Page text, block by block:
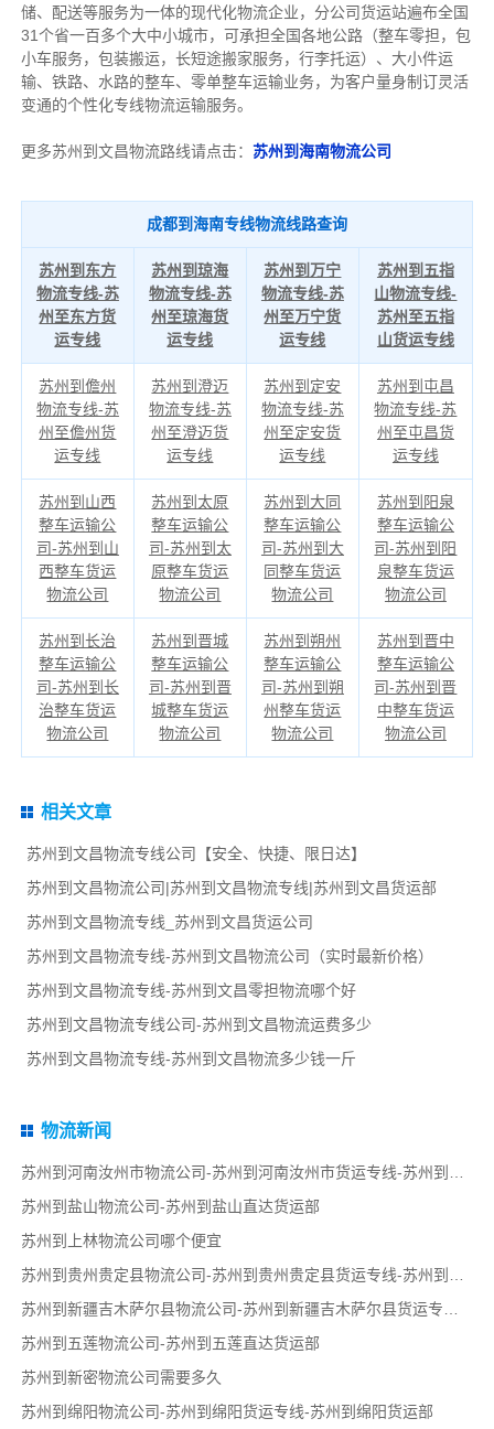
储、配送等服务为一体的现代化物流企业，分公司货运站遍布全国
31个省一百多个大中小城市，可承担全国各地公路（整车零担，包
小车服务，包装搬运，长短途搬家服务，行李托运）、大小件运
输、铁路、水路的整车、零单整车运输业务，为客户量身制订灵活
变通的个性化专线物流运输服务。
更多苏州到文昌物流路线请点击： 苏州到海南物流公司
成都到海南专线物流线路查询
苏州到东方
物流专线-苏
州至东方货
运专线
苏州到琼海
物流专线-苏
州至琼海货
运专线
苏州到万宁
物流专线-苏
州至万宁货
运专线
苏州到五指
山物流专线-
苏州至五指
山货运专线
苏州到儋州
物流专线-苏
州至儋州货
运专线
苏州到澄迈
物流专线-苏
州至澄迈货
运专线
苏州到定安
物流专线-苏
州至定安货
运专线
苏州到屯昌
物流专线-苏
州至屯昌货
运专线
苏州到山西
整车运输公
司-苏州到山
西整车货运
物流公司
苏州到太原
整车运输公
司-苏州到太
原整车货运
物流公司
苏州到大同
整车运输公
司-苏州到大
同整车货运
物流公司
苏州到阳泉
整车运输公
司-苏州到阳
泉整车货运
物流公司
苏州到长治
整车运输公
司-苏州到长
治整车货运
物流公司
苏州到晋城
整车运输公
司-苏州到晋
城整车货运
物流公司
苏州到朔州
整车运输公
司-苏州到朔
州整车货运
物流公司
苏州到晋中
整车运输公
司-苏州到晋
中整车货运
物流公司
相关文章
苏州到文昌物流专线公司【安全、快捷、限日达】
苏州到文昌物流公司|苏州到文昌物流专线|苏州到文昌货运部
苏州到文昌物流专线_苏州到文昌货运公司
苏州到文昌物流专线-苏州到文昌物流公司（实时最新价格）
苏州到文昌物流专线-苏州到文昌零担物流哪个好
苏州到文昌物流专线公司-苏州到文昌物流运费多少
苏州到文昌物流专线-苏州到文昌物流多少钱一斤
物流新闻
苏州到盐山物流公司-苏州到盐山直达货运部
苏州到上林物流公司哪个便宜
苏州到五莲物流公司-苏州到五莲直达货运部
苏州到新密物流公司需要多久
苏州到绵阳物流公司-苏州到绵阳货运专线-苏州到绵阳货运部